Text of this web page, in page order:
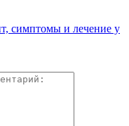
симптомы и лечение у